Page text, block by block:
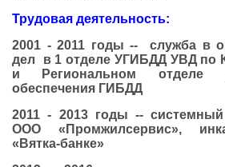
Трудовая деятельность:
2001 - 2011 годы -- служба в
дел в 1 отделе УГИБДД УВД по
и Региональном отделе
обеспечения ГИБДД
2011 - 2013 годы --
ООО «Промжилсервис»,
«Вятка-банке»